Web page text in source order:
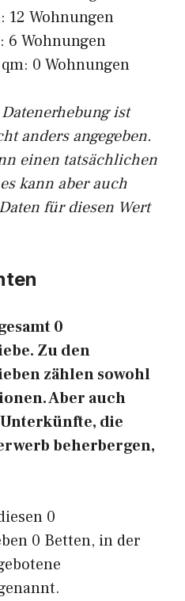
12 Wohnungen
6 Wohnungen
0 Wohnungen
ist
anders angegeben.
einen tatsächlichen
kann aber auch
für diesen Wert
0
Zu den
zählen sowohl
Aber auch
die
beherbergen,
0
0 Betten, in der